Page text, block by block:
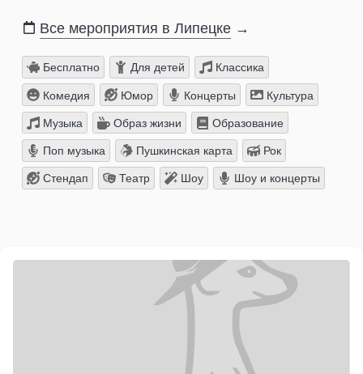
Все мероприятия в Липецке →
Бесплатно Для детей Классика
Комедия Юмор Концерты Культура
Музыка Образ жизни Образование
Поп музыка Пушкинская карта Рок
Стендап Театр Шоу Шоу и концерты